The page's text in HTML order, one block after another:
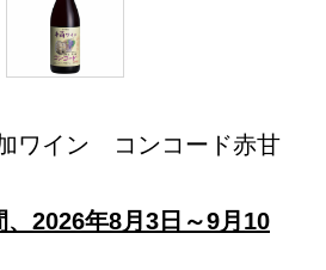
ワイン コンコード赤甘
2026年8月3日～9月10